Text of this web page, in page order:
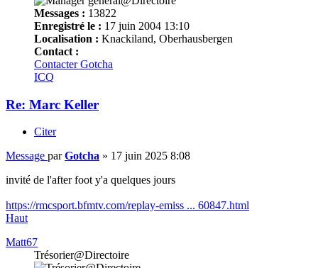
Messages : 13822
Enregistré le : 17 juin 2004 13:10
Localisation : Knackiland, Oberhausbergen
Contact :
Contacter Gotcha
ICQ
Re: Marc Keller
Citer
Message parGotcha » 17 juin 2025 8:08
invité de l'after foot y'a quelques jours
https://rmcsport.bfmtv.com/replay-emiss ... 60847.html
Haut
Matt67
Trésorier@Directoire